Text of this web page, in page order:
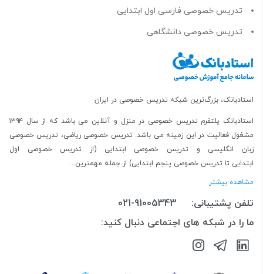
تدریس خصوصی فارسی اول ابتدایی
تدریس خصوصی دانشگاهی
استادبانک، بزرگ‌ترین شبکه تدریس خصوصی در ایران
استادبانک پلتفرم تدریس خصوصی در منزل و آنلاین
می باشد که از سال ۱۳۹۴
مشغول فعالیت در این زمینه می باشد.تدریس خصوصی ریاضی، تدریس خصوصی
زبان انگلیسی و تدریس خصوصی ابتدایی (از
تدریس خصوصی اول
ابتدایی تا تدریس خصوصی پنجم ابتدایی) از جمله مهمترین...
مشاهده بیشتر
تلفن پشتیبانی:
021-91005343
ما را در شبکه های اجتماعی دنبال کنید: